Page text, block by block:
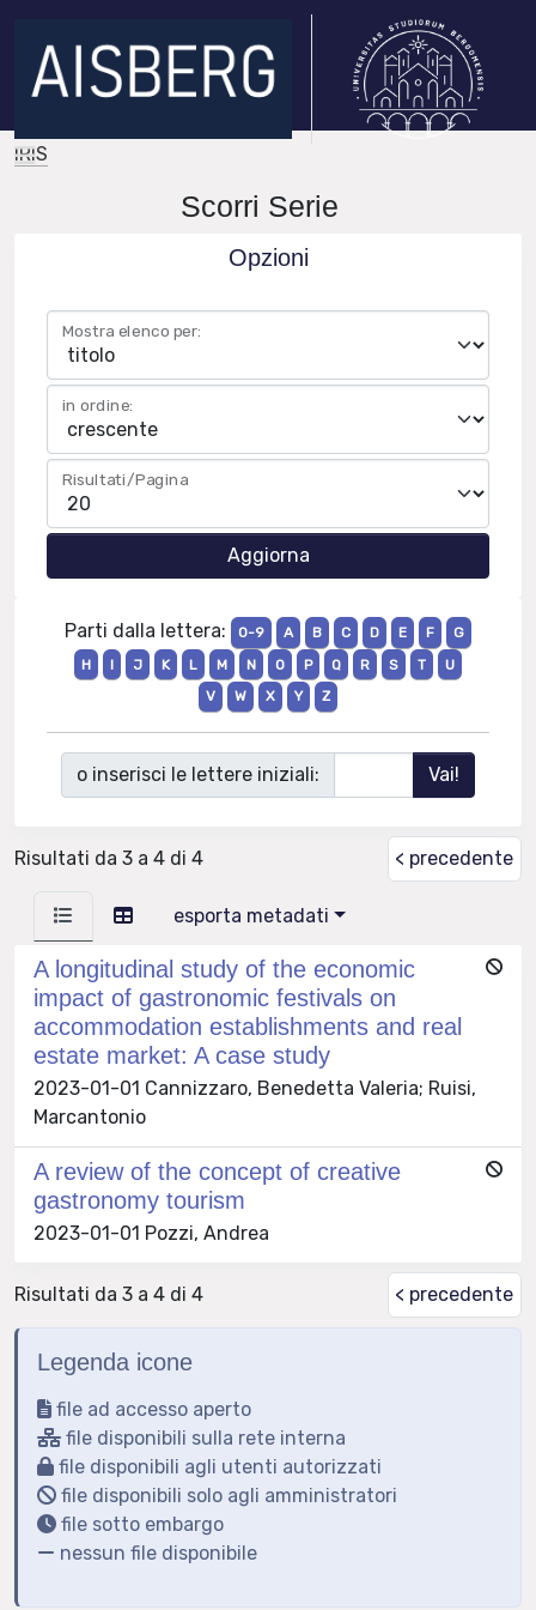
IRIS
Scorri Serie
Opzioni
Mostra elenco per:
in ordine:
Risultati/Pagina
Parti dalla lettera: 0-9 A B C D E F
G
H
I J K L M N O P Q R S T
U
V
W X Y Z
o inserisci le lettere iniziali:
Risultati da 3 a 4 di 4 < precedente
esporta metadati
A longitudinal study of the economic
impact of gastronomic festivals on
accommodation establishments and real
estate market: A case study
2023-01-01 Cannizzaro, Benedetta Valeria; Ruisi,
Marcantonio
A review of the concept of creative
gastronomy tourism
2023-01-01 Pozzi, Andrea
Risultati da 3 a 4 di 4 < precedente
Legenda icone
file ad accesso aperto
file disponibili sulla rete interna
file disponibili agli utenti autorizzati
file disponibili solo agli amministratori
file sotto embargo
nessun file disponibile